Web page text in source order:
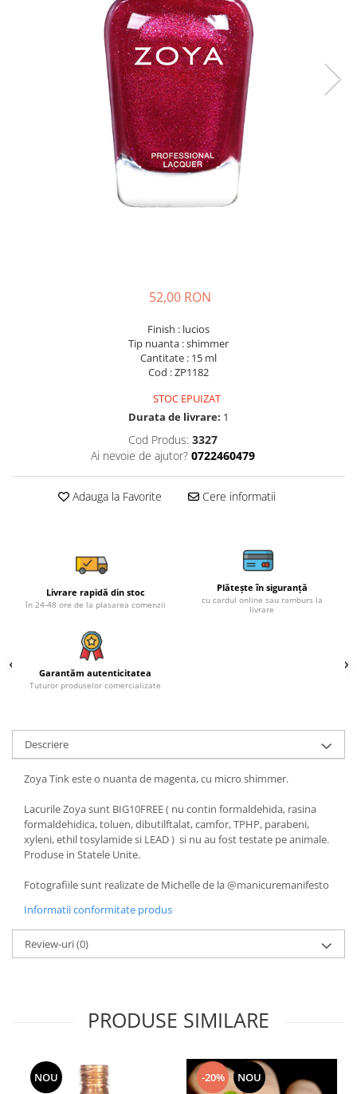
52,00 RON
Finish : lucios
Tip nuanta : shimmer
Cantitate : 15 ml
Cod : ZP1182
STOC EPUIZAT
Durata de livrare: 1
Cod Produs: 3327
Ai nevoie de ajutor? 0722460479
Adauga la Favorite Cere informatii
Livrare rapidă din stoc
în 24-48 ore de la plasarea comenzii
Plătește în siguranță
cu cardul online sau ramburs la
livrare
Garantăm autenticitatea
Tuturor produselor comercializate
Descriere
Zoya Tink este o nuanta de magenta, cu micro shimmer.
Lacurile Zoya sunt BIG10FREE ( nu contin formaldehida, rasina
formaldehidica, toluen, dibutilftalat, camfor, TPHP, parabeni,
xyleni, ethil tosylamide si LEAD ) si nu au fost testate pe animale.
Produse in Statele Unite.
Fotografiile sunt realizate de Michelle de la @manicuremanifesto
Informatii conformitate produs
Review-uri(0)
PRODUSE SIMILARE
NOU -20% NOU